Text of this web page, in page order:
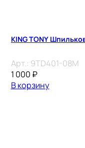
KING TONY
Арт.: 9TD401-08M
1 000 ₽
В корзину